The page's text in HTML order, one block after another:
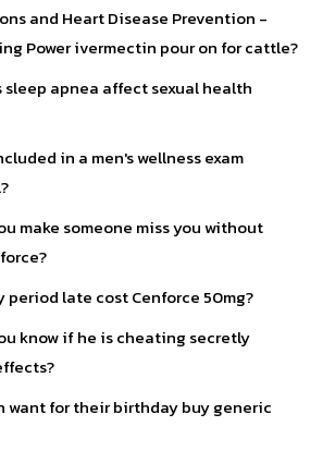
and Heart Disease Prevention -
Power ivermectin pour on for cattle?
sleep apnea affect sexual health
in a men's wellness exam
make someone miss you without
period late cost Cenforce 50mg?
know if he is cheating secretly
want for their birthday buy generic